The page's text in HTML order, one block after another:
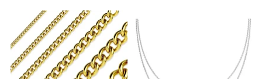
listino